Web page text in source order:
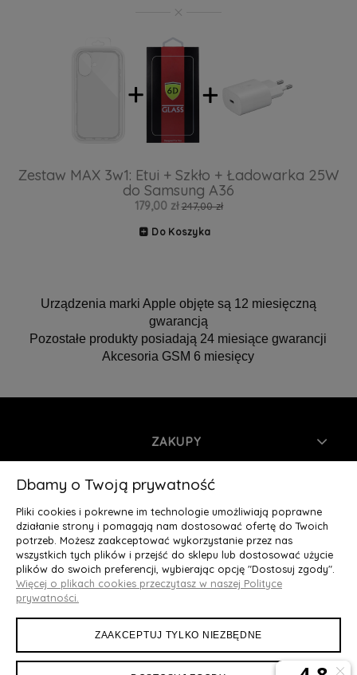
Zestaw MAX 3w1: Etui + Szkło + Ładowarka 25W
do Samsung A36
179,00 zł 247,00 zł
Do Koszyka
Urządzenia marki Apple objęte są 12 miesięczną
gwarancją
Pozostałe produkty posiadają 24 miesiące gwarancji
Akcesoria GSM 6 miesięcy
ZAKUPY
INFORMACJE
MOJE KONTO
O NAS
Deluxury.pl
Dbamy o Twoją prywatność
Pliki cookies i pokrewne im technologie umożliwiają poprawne
działanie strony i pomagają nam dostosować ofertę do Twoich
potrzeb. Możesz zaakceptować wykorzystanie przez nas
wszystkich tych plików i przejść do sklepu lub dostosować użycie
plików do swoich preferencji, wybierając opcję "Dostosuj zgody".
Więcej o plikach cookies przeczytasz w naszej Polityce
prywatności.
ZAAKCEPTUJ TYLKO NIEZBĘDNE